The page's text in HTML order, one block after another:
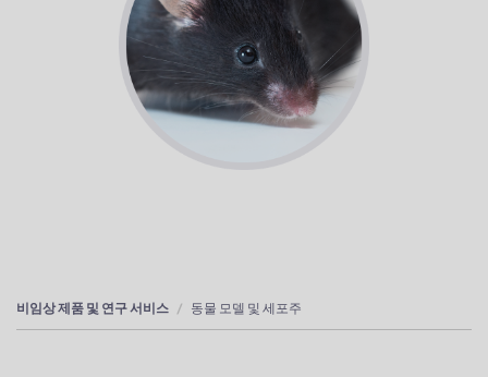
비임상 제품 및 연구 서비스 동물 모델 및 세포주